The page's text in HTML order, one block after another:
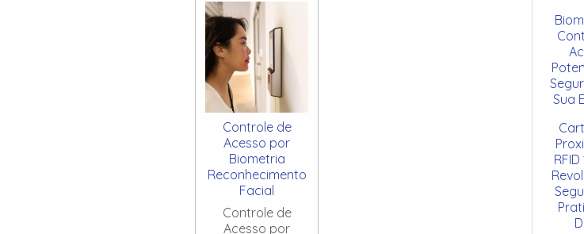
Controle de
Acesso por
Biometria
Reconhecimento
Facial
Controle de
Acesso por
Sua
RFID